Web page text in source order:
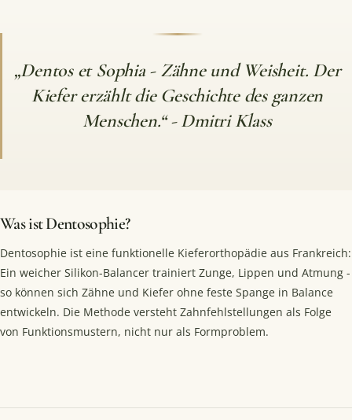
„Dentos et Sophia - Zähne und Weisheit. Der
Kiefer erzählt die Geschichte des ganzen
Menschen.“- Dmitri Klass
Was ist Dentosophie?
Dentosophie ist eine funktionelle Kieferorthopädie aus Frankreich:
Ein weicher Silikon-Balancer trainiert Zunge, Lippen und Atmung -
so können sich Zähne und Kiefer ohne feste Spange in Balance
entwickeln. Die Methode versteht Zahnfehlstellungen als Folge
von Funktionsmustern, nicht nur als Formproblem.